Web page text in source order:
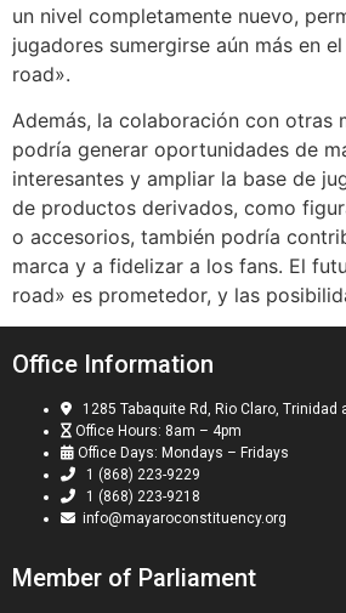
un nivel completamente nuevo,
jugadores sumergirse aún más en
road».
Además, la colaboración con otras
podría generar oportunidades de
interesantes y ampliar la base de
de productos derivados, como
o accesorios, también podría
marca y a fidelizar a los fans. El
road» es prometedor, y las
Office Information
1285 Tabaquite Rd, Rio Claro, Trinidad
Office Hours: 8am – 4pm
Office Days: Mondays – Fridays
1 (868) 223-9229
1 (868) 223-9218
info@mayaroconstituency.org
Member of Parliament